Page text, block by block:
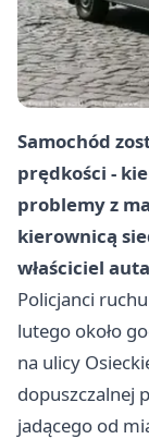
Samochód
prędkości -
problemy z
kierownicą
właściciel
Policjanci
lutego około
na ulicy
dopuszczalnej
jadącego od